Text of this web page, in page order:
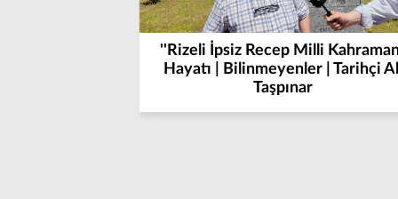
''Rizeli İpsiz Recep Milli
Hayatı | Bilinmeyenler | Tarihçi
Taşpınar